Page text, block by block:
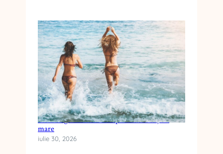
Cum alegi crema cu SPF pentru vacanța la
mare
iulie 30, 2026